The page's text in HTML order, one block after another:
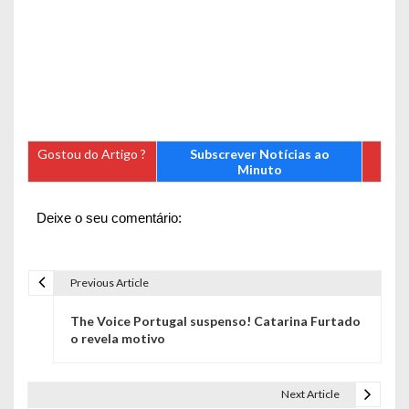
Gostou do Artigo ?
Subscrever Notícias ao
Minuto
Deixe o seu comentário:
Previous Article
The Voice Portugal suspenso! Catarina Furtado
o revela motivo
Next Article